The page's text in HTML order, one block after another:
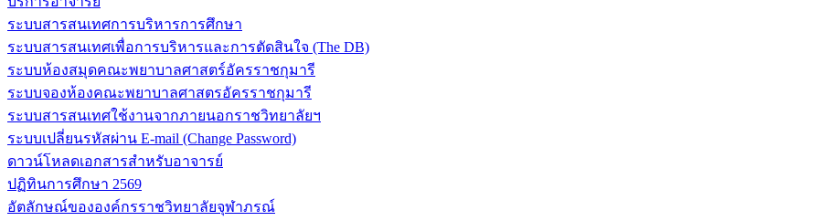
ระบบสารสนเทศการบริหารการศึกษา
ระบบสารสนเทศเพื่อการบริหารและการตัดสินใจ (The DB)
ระบบห้องสมุดคณะพยาบาลศาสตร์อัครราชกุมารี
ระบบจองห้องคณะพยาบาลศาสตรอัครราชกุมารี
ระบบสารสนเทศใช้งานจากภายนอกราชวิทยาลัยฯ
ระบบเปลี่ยนรหัสผ่าน E-mail (Change Password)
ดาวน์โหลดเอกสารสำหรับอาจารย์
ปฏิทินการศึกษา 2569
อัตลักษณ์ขององค์กรราชวิทยาลัยจุฬาภรณ์